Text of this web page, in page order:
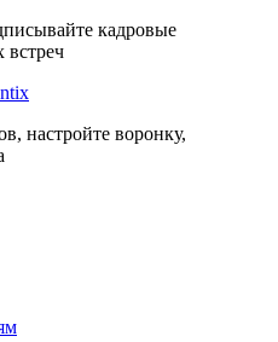
кадровые
встреч
настройте воронку,